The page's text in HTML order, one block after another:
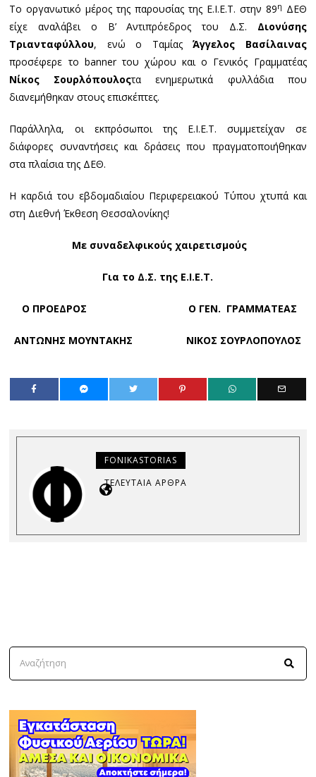
Το οργανωτικό μέρος της παρουσίας της Ε.Ι.Ε.Τ. στην 89η ΔΕΘ
είχε αναλάβει ο Β’ Αντιπρόεδρος του Δ.Σ. Διονύσης
Τριανταφύλλου, ενώ ο ΤαμίαςΆγγελος Βασίλαινας
προσέφερε το banner του χώρου και ο Γενικός Γραμματέας
Νίκος Σουρλόπουλοςτα ενημερωτικά φυλλάδια που
διανεμήθηκαν στους επισκέπτες.
Παράλληλα, οι εκπρόσωποι της Ε.Ι.Ε.Τ. συμμετείχαν σε
διάφορες συναντήσεις και δράσεις που πραγματοποιήθηκαν
στα πλαίσια της ΔΕΘ.
Η καρδιά του εβδομαδιαίου Περιφερειακού Τύπου χτυπά και
στη Διεθνή Έκθεση Θεσσαλονίκης!
Με συναδελφικούς χαιρετισμούς
Για το Δ.Σ. της Ε.Ι.Ε.Τ.
Ο ΠΡΟΕΔΡΟΣ Ο ΓEN. ΓΡΑΜΜΑΤΕΑΣ
ΑΝΤΩΝΗΣ ΜΟΥΝΤΑΚΗΣ ΝΙΚΟΣ ΣΟΥΡΛΟΠΟΥΛΟΣ
FONIKASTORIAS
ΤΕΛΕΥΤΑΊΑ ΆΡΘΡΑ